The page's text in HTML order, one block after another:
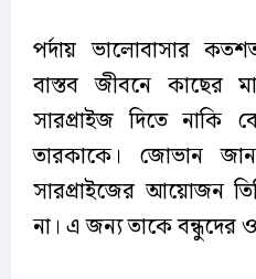
পর্দায় ভালোবাসার
বাস্তব জীবনে কাছের
সারপ্রাইজ দিতে
তারকাকে। জোভান
সারপ্রাইজের আয়োজন
না। এ জন্য তাকে বন্ধুদের